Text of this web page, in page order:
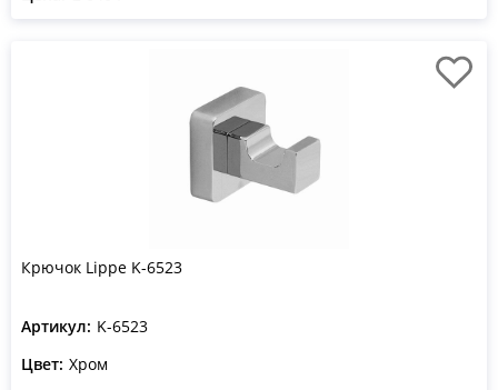
Крючок Lippe K-6523
Артикул: K-6523
Цвет: Хром